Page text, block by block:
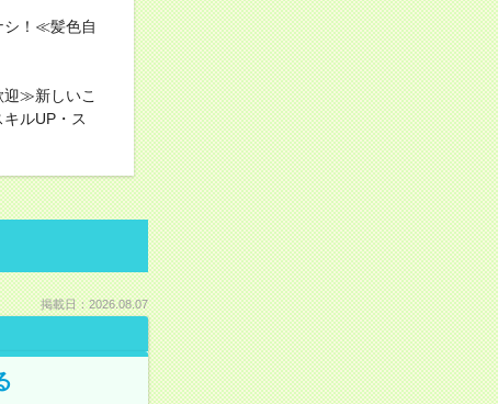
シ！≪髪色自
≫新しいこ
ルUP・ス
掲載日：2026.08.07